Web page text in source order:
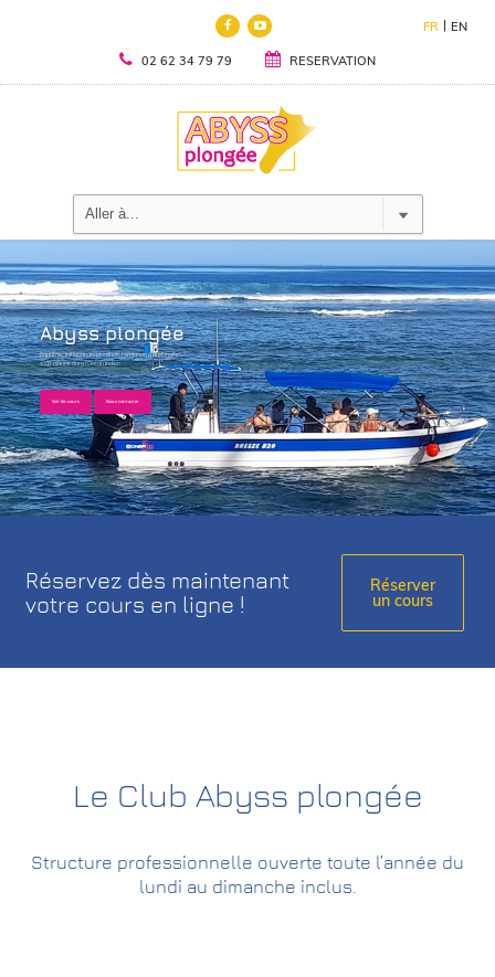
FR EN
02 62 34 79 79 RESERVATION
Abyss plongée
Baptême, initiation, exploration, formation à la plongée
sous-marine dans l'Océan Indien
Voir les cours Nous contacter
Réservez dès maintenant
votre cours en ligne !
Réserver
un cours
Le Club Abyss plongée
Structure professionnelle ouverte toute l’année du
lundi au dimanche inclus.